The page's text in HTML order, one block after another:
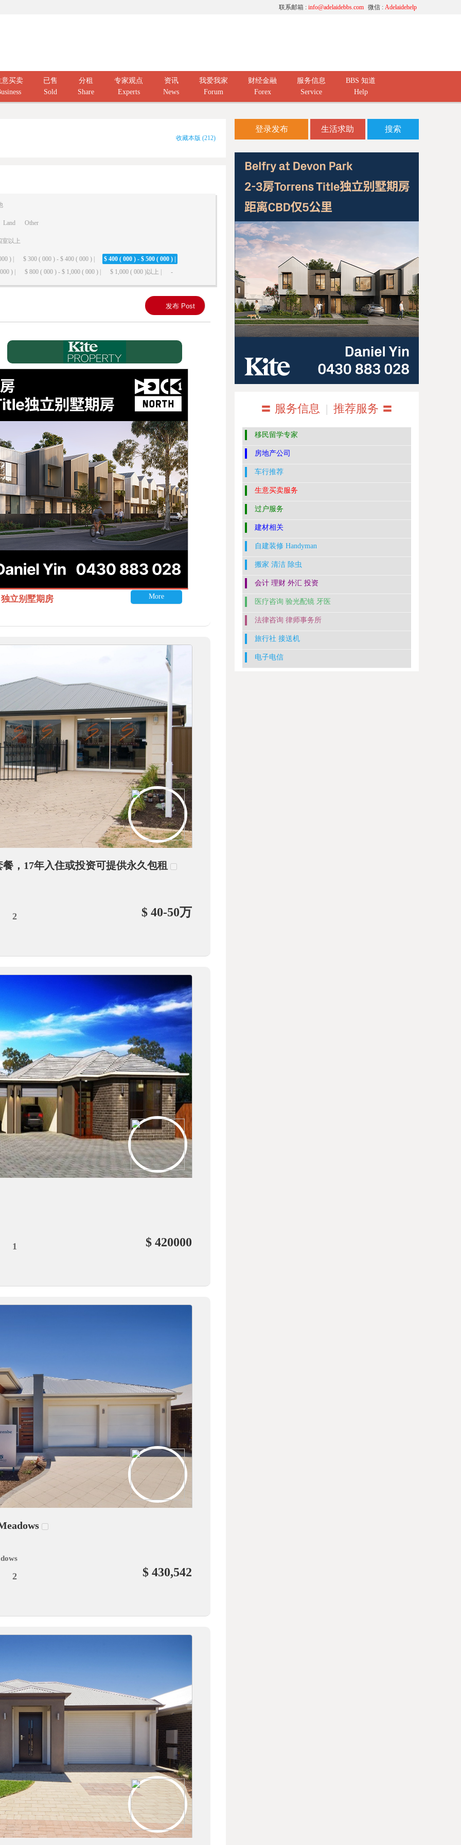
微信 : Adelaidehelp
联系邮箱 : info@adelaidebbs.com
意买卖
已售
Sold
分租
Share
专家观点
Experts
资讯
News
我爱我家
Forum
财经金融
Forex
服务信息
Service
BBS 知道
Help
收藏本版 (212)
Land Other
室以上
) | $ 300 ( 000 ) - $ 400 ( 000 ) |
$ 400 ( 000 ) - $ 500 ( 000 ) |
) |
$ 800 ( 000 ) - $ 1,000 ( 000 ) | $ 1,000 ( 000 )以上 | -
发布 Post
立别墅期房 More
，17年入住或投资可提供永久包租
2 $ 40-50万
1 $ 420000
2 $ 430,542
登录发布 生活求助 搜索
〓 服务信息 | 推荐服务 〓
移民留学专家
房地产公司
车行推荐
生意买卖服务
过户服务
建材相关
自建装修 Handyman
搬家 清洁 除虫
会计 理财 外汇 投资
医疗咨询 验光配镜 牙医
法律咨询 律师事务所
旅行社 接送机
电子电信